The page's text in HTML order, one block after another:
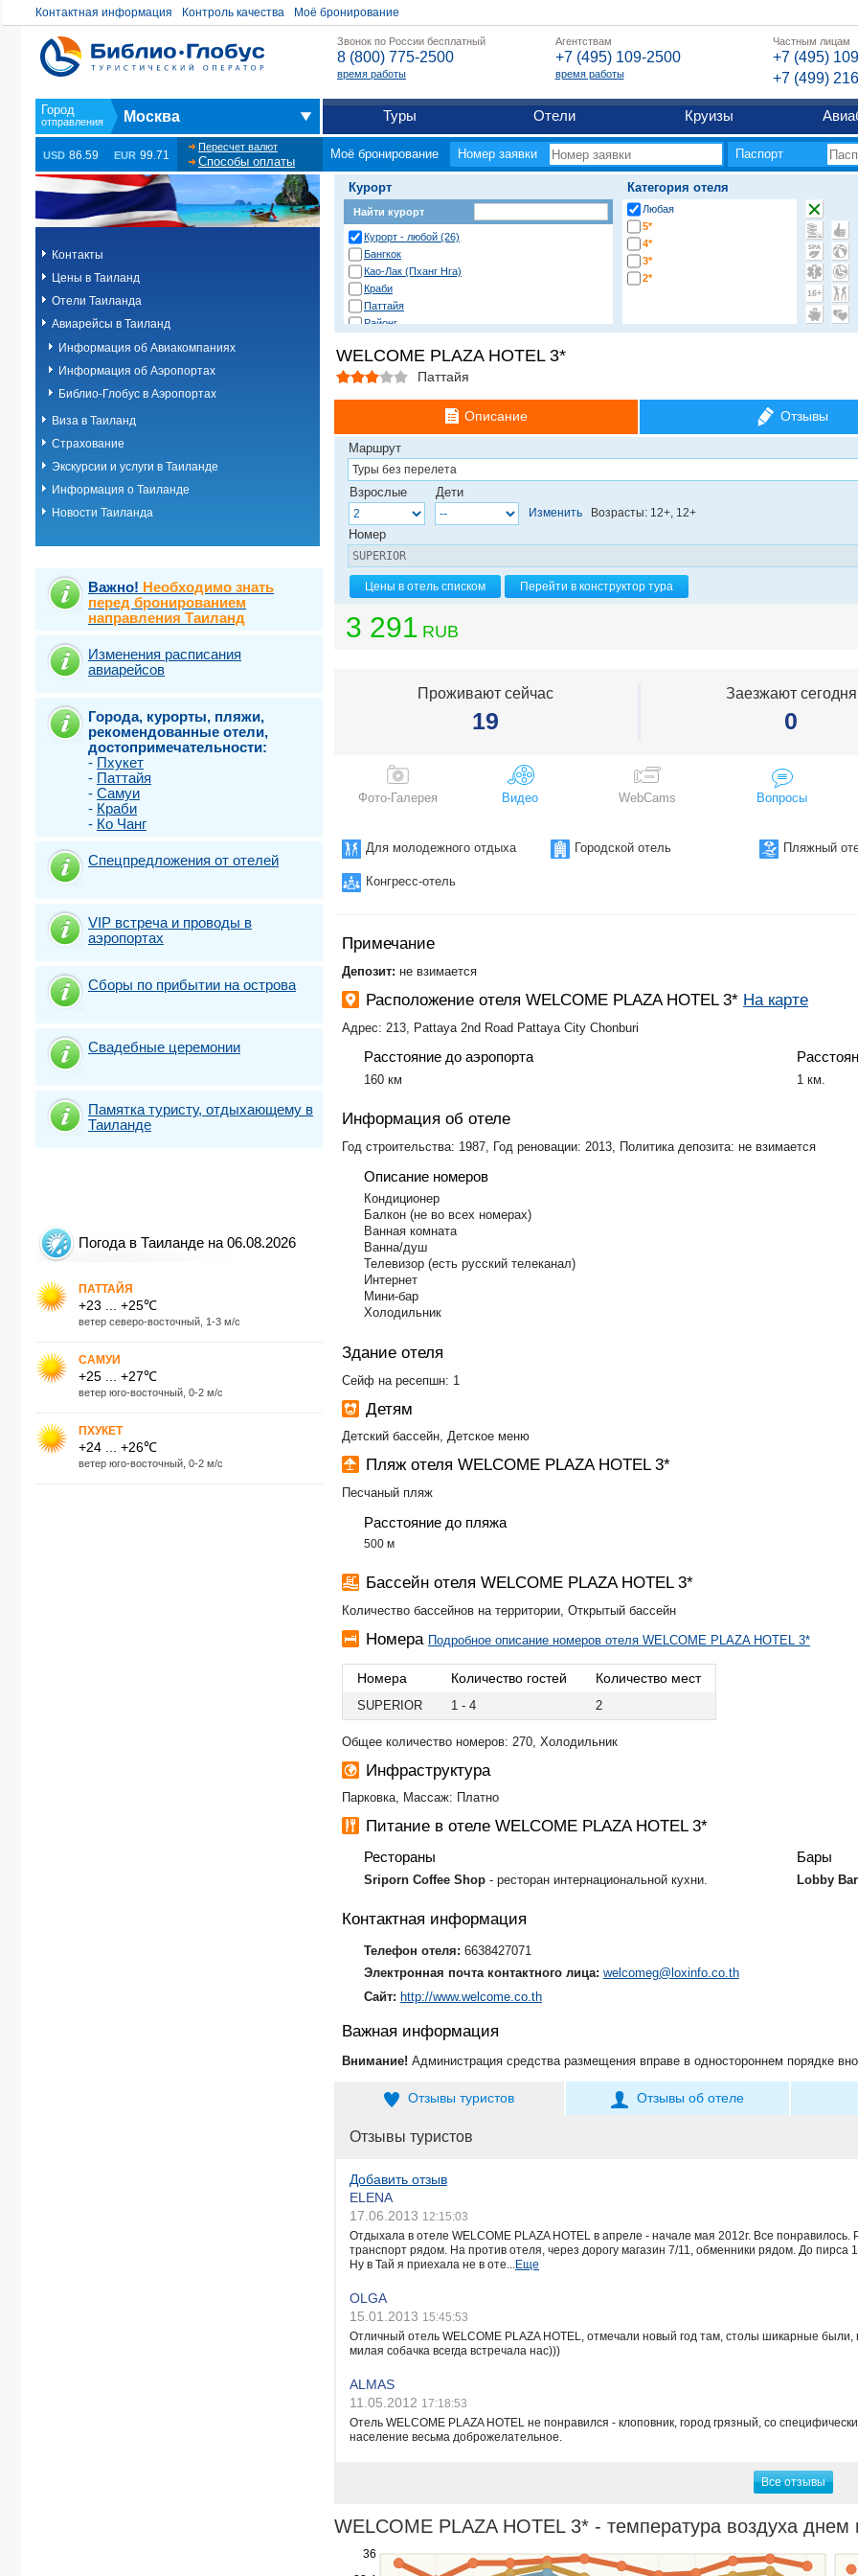
Контактная информация Контроль качества Моё бронирование
Звонок по России бесплатный
8 (800) 775-2500
время работы
Агентствам
+7 (495) 109-2500
время работы
Частным лицам
+7 (495)
+7 (499)
Москва Туры Отели Круизы
USD 86.59 EUR 99.71
Пересчет валют
Способы оплаты
Моё бронирование Номер заявки Паспорт
Контакты
Цены в Таиланд
Отели Таиланда
Авиарейсы в Таиланд
Информация об Авиакомпаниях
Информация об Аэропортах
Библио-Глобус в Аэропортах
Виза в Таиланд
Страхование
Экскурсии и услуги в Таиланде
Информация о Таиланде
Новости Таиланда
Важно! Необходимо знать
перед бронированием
направления Таиланд
Изменения расписания
авиарейсов
Города, курорты, пляжи,
рекомендованные отели,
достопримечательности:
- Пхукет
- Паттайя
- Самуи
- Краби
- Ко Чанг
Спецпредложения от отелей
VIP встреча и проводы в
аэропортах
Сборы по прибытии на острова
Свадебные церемонии
Памятка туристу, отдыхающему в
Таиланде
Погода в Таиланде на 06.08.2026
ПАТТАЙЯ
+23 ... +25℃
ветер северо-восточный, 1-3 м/с
САМУИ
+25 ... +27℃
ветер юго-восточный, 0-2 м/с
ПХУКЕТ
+24 ... +26℃
ветер юго-восточный, 0-2 м/с
Курорт
Найти курорт
Курорт - любой (26)
Бангкок
Као-Лак (Пханг Нга)
Краби
Паттайя
Районг
о. Пханган
о.Ланта
о.Пхукет. Другие регионы
о.Пхукет. Пляж Бангтао
о.Пхукет. Пляж Камала
о.Пхукет. Пляж Карон
о.Пхукет. Пляж Ката
о.Пхукет. Пляж Лаян
о.Пхукет. Пляж Май Хао
о.Пхукет. Пляж Най Харн
о.Пхукет. Пляж Най Янг
о.Пхукет. Пляж Найтон
о.Пхукет. Пляж Панва
о.Пхукет. Пляж Патонг
о.Пхукет. Пляж Сурин
о.Пхукет. Пляж Три Транг
Категория отеля
Любая
5*
4*
3*
2*
WELCOME PLAZA HOTEL 3*
Паттайя
Описание Отзывы
Маршрут
Изменить
Взрослые Дети
Возрасты: 12+, 12+
Номер
Цены в отель списком Перейти в конструктор тура
3 291 RUB
Проживают сейчас
19
Заезжают сегодня
0
Фото-Галерея Видео WebCams Вопросы
Для молодежного отдыха Городской отель Пляжный
Конгресс-отель
Примечание
​Депозит: не взимается
Расположение отеля WELCOME PLAZA HOTEL 3* На карте
Адрес: 213, Pattaya 2nd Road Pattaya City Chonburi
Расстояние до аэропорта
160 км 1 км.
Информация об отеле
Год строительства: 1987, Год реновации: 2013, Политика депозита: не взимается
Описание номеров
Кондиционер
Балкон (не во всех номерах)
Ванная комната
Ванна/душ
Телевизор (есть русский телеканал)
Интернет
Мини-бар
Холодильник
Здание отеля
Сейф на ресепшн: 1
Детям
Детский бассейн, Детское меню
Пляж отеля WELCOME PLAZA HOTEL 3*
Песчаный пляж
Расстояние до пляжа
500 м
Бассейн отеля WELCOME PLAZA HOTEL 3*
Количество бассейнов на территории, Открытый бассейн
Номера Подробное описание номеров отеля WELCOME PLAZA HOTEL 3*
Номера Количество гостей Количество мест
SUPERIOR 1 - 4 2
Общее количество номеров: 270, Холодильник
Инфраструктура
Парковка, Массаж: Платно
Питание в отеле WELCOME PLAZA HOTEL 3*
Рестораны
Sriporn Coffee Shop- ресторан интернациональной кухни.
Бары
Lobby Bar
Контактная информация
Телефон отеля: 6638427071
Электронная почта контактного лица: welcomeg@loxinfo.co.th
Сайт: http://www.welcome.co.th
Важная информация
Внимание! Администрация средства размещения вправе в одностороннем порядке
Отзывы туристов Отзывы об отеле
Отзывы туристов
Добавить отзыв
ELENA
17.06.2013 12:15:03
Отдыхала в отеле WELCOME PLAZA HOTEL в апреле - начале мая 2012г. Все
транспорт рядом. На против отеля, через дорогу магазин 7/11, обменники рядом. До пирса
Ну в Тай я приехала не в оте...Еще
OLGA
15.01.2013 15:45:53
Отличный отель WELCOME PLAZA HOTEL, отмечали новый год там, столы шикарные
милая собачка всегда встречала нас)))
ALMAS
11.05.2012 17:18:53
Отель WELCOME PLAZA HOTEL не понравился - клоповник, город грязный, со
население весьма доброжелательное.
Все отзывы
WELCOME PLAZA HOTEL 3* - температура воздуха днем
36
Use
the